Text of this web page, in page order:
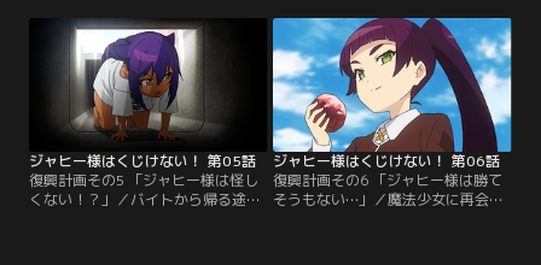
めてくれるが、よくよく聞けば、ド
ゥルジのほうがすごかった。おまけ
に、居酒屋で働いているところを見
つかってしまい、威信を取りつくろ
うために、苦しい嘘を連発してしま
う。【提供：バンダイチャンネル】
ャヒーに挑戦を試みるが、まったく
気づかれていない。類い希なる開発
力でジャヒーに成りかわり、評判を
落としてやろうともくろむも、出会
ったのはこともあろうに大家と店
長。【提供：バンダイチャンネル】
ジャヒー様はくじけない！ 第05話
復興計画その5 「ジャヒー様は怪し
くない！？」／バイトから帰る途中
ジャヒー様はくじけない！ 第06話
復興計画その6 「ジャヒー様は勝て
そうもない…」／魔法少女に再会し